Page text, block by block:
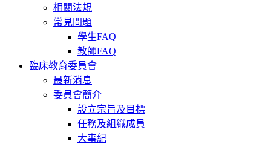
相關法規
常見問題
學生FAQ
教師FAQ
臨床教育委員會
最新消息
委員會簡介
設立宗旨及目標
任務及組織成員
大事紀